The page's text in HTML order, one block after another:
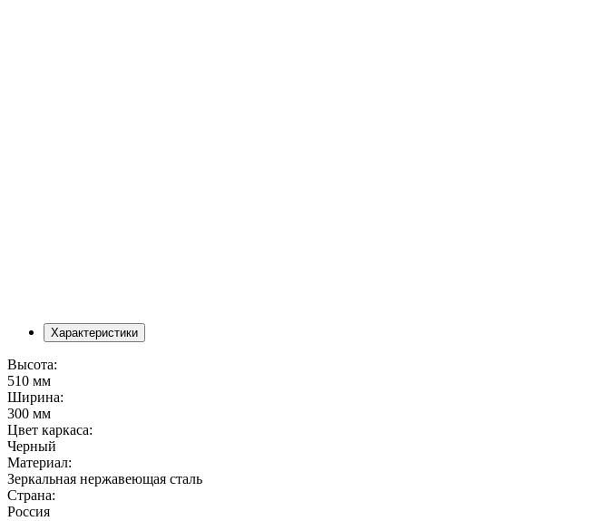
Характеристики
Высота:
510 мм
Ширина:
300 мм
Цвет каркаса:
Черный
Материал:
Зеркальная нержавеющая сталь
Страна:
Россия